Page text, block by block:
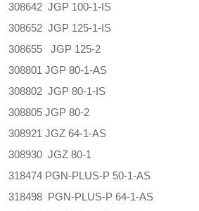
308642 JGP 100-1-IS
308652 JGP 125-1-IS
308655 JGP 125-2
308801 JGP 80-1-AS
308802 JGP 80-1-IS
308805 JGP 80-2
308921 JGZ 64-1-AS
308930 JGZ 80-1
318474 PGN-PLUS-P 50-1-AS
318498 PGN-PLUS-P 64-1-AS